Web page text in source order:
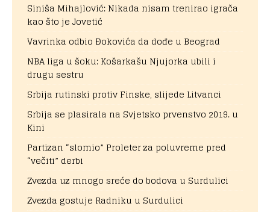
Siniša Mihajlović: Nikada nisam trenirao igrača
kao što je Jovetić
Vavrinka odbio Đokovića da dođe u Beograd
NBA liga u šoku: Košarkašu Njujorka ubili i
drugu sestru
Srbija rutinski protiv Finske, slijede Litvanci
Srbija se plasirala na Svjetsko prvenstvo 2019. u
Kini
Partizan “slomio” Proleter za poluvreme pred
“večiti” derbi
Zvezda uz mnogo sreće do bodova u Surdulici
Zvezda gostuje Radniku u Surdulici